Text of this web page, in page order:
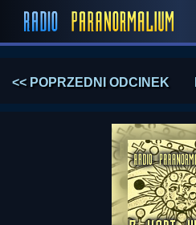
<< POPRZEDNI ODCINEK